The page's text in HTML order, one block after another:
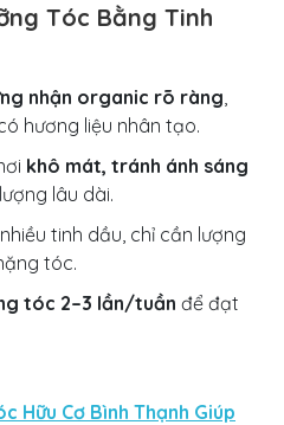
Tóc Bằng Tinh
nhận organic rõ ràng,
hương liệu nhân tạo.
khô mát, tránh ánh sáng
lâu dài.
tinh dầu, chỉ cần lượng
tóc.
tóc 2–3 lần/tuần để đạt
Hữu Cơ Bình Thạnh Giúp